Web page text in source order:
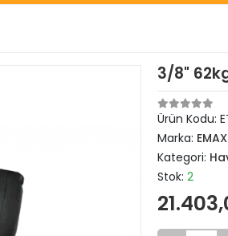
3/8"
Ürün Kodu:
Marka: EMAX
Kategori:
Stok: 2